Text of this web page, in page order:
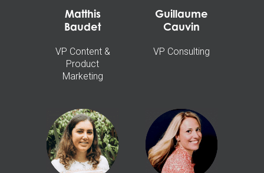
Matthis
Baudet
VP Content &
Product
Marketing
Guillaume
Cauvin
VP Consulting